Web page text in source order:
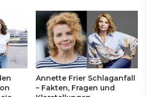
Annette Frier Schlaganfall
– Fakten, Fragen und